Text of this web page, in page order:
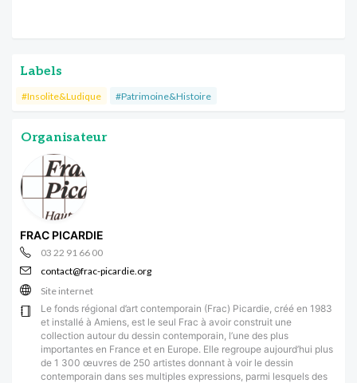
Labels
#Insolite&Ludique #Patrimoine&Histoire
Organisateur
FRAC PICARDIE
03 22 91 66 00
contact@frac-picardie.org
Site internet
Le fonds régional d’art contemporain (Frac) Picardie, créé en 1983
et installé à Amiens, est le seul Frac à avoir construit une
collection autour du dessin contemporain, l’une des plus
importantes en France et en Europe. Elle regroupe aujourd’hui plus
de 1 300 œuvres de 250 artistes donnant à voir le dessin
contemporain dans ses multiples expressions, parmi lesquels des